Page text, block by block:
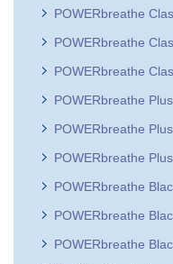
POWERbreathe
POWERbreathe
POWERbreathe
POWERbreathe
POWERbreathe
POWERbreathe
POWERbreathe
POWERbreathe
POWERbreathe